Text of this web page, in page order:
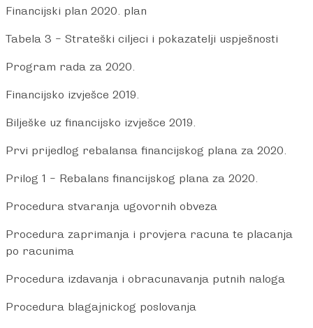
Financijski plan 2020. plan
Tabela 3 – Strateški ciljeci i pokazatelji uspješnosti
Program rada za 2020.
Financijsko izvješce 2019.
Bilješke uz financijsko izvješce 2019.
Prvi prijedlog rebalansa financijskog plana za 2020.
Prilog 1 – Rebalans financijskog plana za 2020.
Procedura stvaranja ugovornih obveza
Procedura zaprimanja i provjera racuna te placanja
po racunima
Procedura izdavanja i obracunavanja putnih naloga
Procedura blagajnickog poslovanja